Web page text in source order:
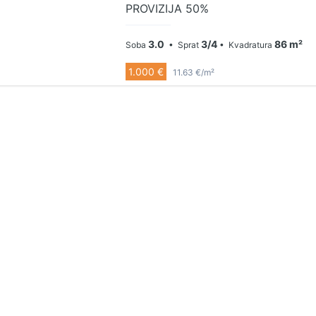
PROVIZIJA 50%
Soba 3.0 • Sprat 3/4• Kvadratura 86 m²
1.000 € 11.63 €/m²